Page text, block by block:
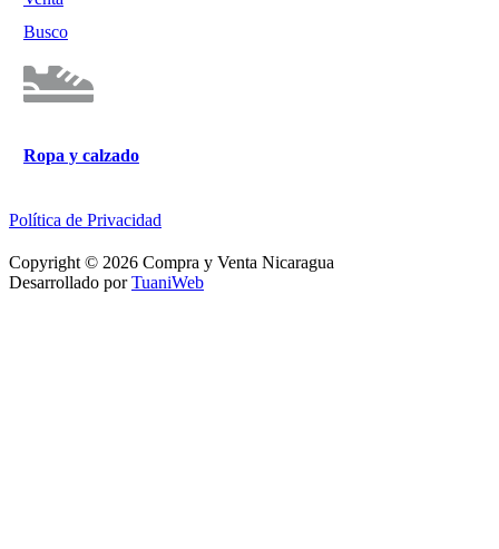
Busco
Ropa y calzado
Política de Privacidad
Copyright © 2026 Compra y Venta Nicaragua
Desarrollado porTuaniWeb